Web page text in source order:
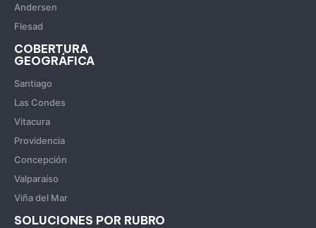
Andersen
Flesad
COBERTURA
GEOGRÁFICA
Santiago
Las Condes
Vitacura
Providencia
Concepción
Valparaíso
Viña del Mar
SOLUCIONES POR RUBRO